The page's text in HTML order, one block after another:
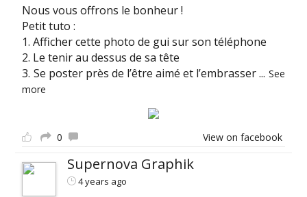
Nous vous offrons le bonheur !
Petit tuto :
1. Afficher cette photo de gui sur son téléphone
2. Le tenir au dessus de sa tête
3. Se poster près de l’être aimé et l’embrasser... See
more
0 View on facebook
Supernova Graphik
4 years ago